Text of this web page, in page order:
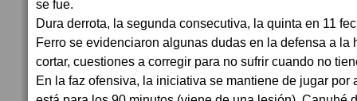
se fue.
Dura derrota, la segunda consecutiva, la quinta en 11
Ferro se evidenciaron algunas dudas en la defensa a la
cortar, cuestiones a corregir para no sufrir cuando no
En la faz ofensiva, la iniciativa se mantiene de jugar por